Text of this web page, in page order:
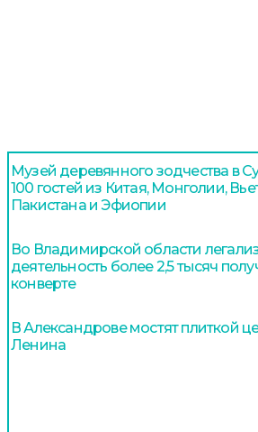
Музей деревянного зодчества в
100 гостей из Китая, Монголии,
Пакистана и Эфиопии
Во Владимирской области
деятельность более 2,5 тысяч
конверте
В Александрове мостят плиткой
Ленина